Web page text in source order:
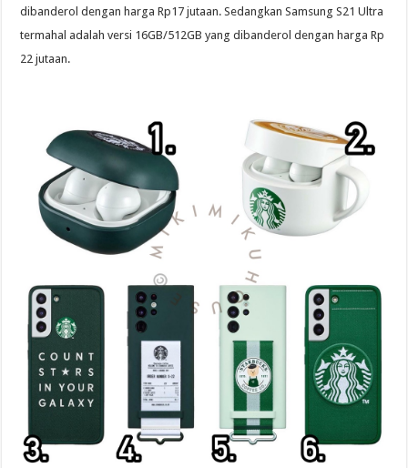
dibanderol dengan harga Rp17 jutaan. Sedangkan Samsung S21 Ultra
termahal adalah versi 16GB/512GB yang dibanderol dengan harga Rp
22 jutaan.